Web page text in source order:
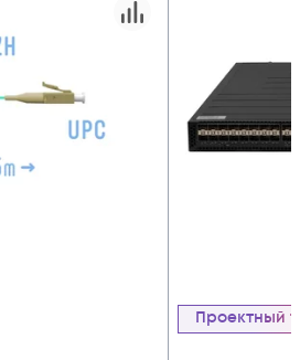
Проектный